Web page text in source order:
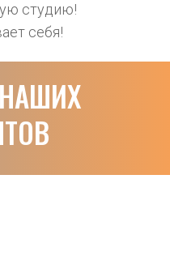
студию!
себя!